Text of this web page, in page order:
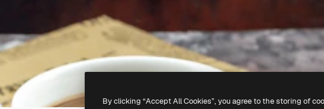
By clicking “Accept All Cookies”, you agree to the storing of